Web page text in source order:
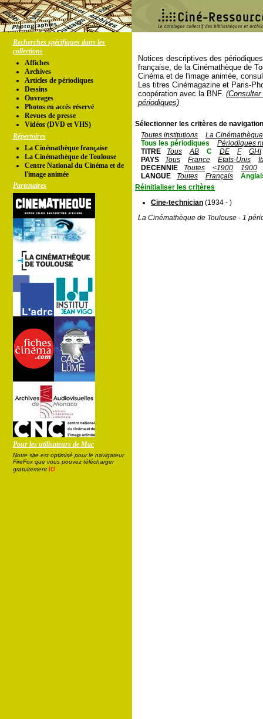
Recherches spécifiques dans les
collections
Affiches
Archives
Articles de périodiques
Dessins
Ouvrages
Photos en accés réservé
Revues de presse
Vidéos (DVD et VHS)
Répertoires
La Cinémathèque française
La Cinémathèque de Toulouse
Centre National du Cinéma et de
l'image animée
Partenaires
Pour les utilisateurs de Mac
Notre site est optimisé pour le navigateur
FireFox que vous pouvez télécharger
gratuitement ici
Notices descriptives des
française, de la Cinémathèque de
Cinéma et de l'image animée,
Les titres Cinémagazine et Paris-
coopération avec la BNF.
périodiques)
Sélectionner les critères de
Toutes institutions
La
Tous les périodiques
Périodiques
TITRE
Tous AB C DE F
GHI
PAYS
Tous France Etats-Unis
DECENNIE
Toutes <1900
1900
LANGUE
Toutes Français
Réinitialiser les critères
Cine-technician (1934 - )
La Cinémathèque de Toulouse - 1